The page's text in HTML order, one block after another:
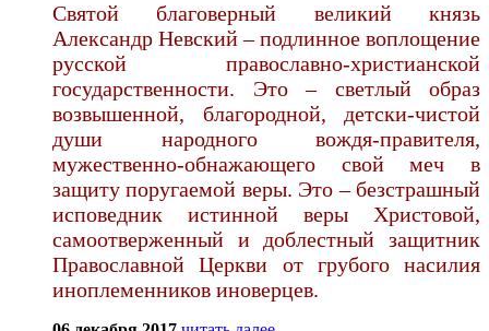
Святой благоверный великий князь
Александр Невский – подлинное воплощение
русской православно-христианской
государственности. Это – светлый образ
возвышенной, благородной, детски-чистой
души народного вождя-правителя,
мужественно-обнажающего свой меч в
защиту поругаемой веры. Это – безстрашный
исповедник истинной веры Христовой,
самоотверженный и доблестный защитник
Православной Церкви от грубого насилия
иноплеменников иноверцев.